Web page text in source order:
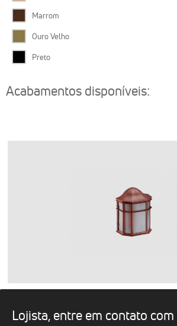
Marrom
Ouro Velho
Preto
Acabamentos disponíveis:
Lojista, entre em contato